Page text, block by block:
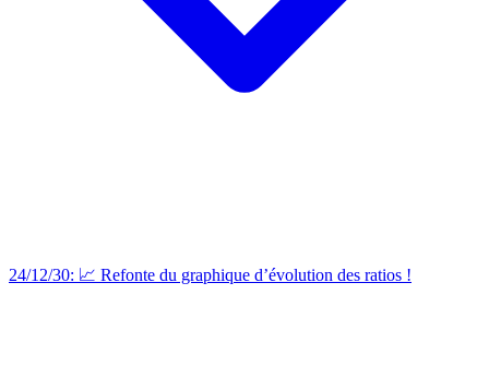
24/12/30: 📈 Refonte du graphique d’évolution des ratios !